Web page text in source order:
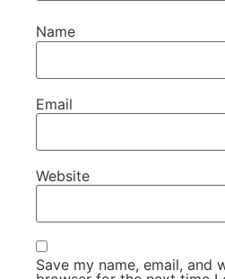
Name
Email
Website
Save my name, email, and